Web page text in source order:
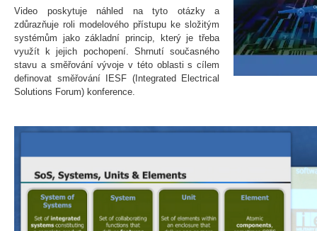
Video poskytuje náhled na tyto otázky a
zdůrazňuje roli modelového přístupu ke složitým
systémům jako základní princip, který je třeba
využít k jejich pochopení. Shrnutí současného
stavu a směřování vývoje v této oblasti s cílem
definovat směřování IESF (Integrated Electrical
Solutions Forum) konference.